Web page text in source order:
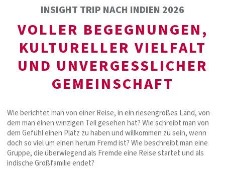
INSIGHT TRIP NACH INDIEN 2026
VOLLER BEGEGNUNGEN,
KULTURELLER VIELFALT
UND UNVERGESSLICHER
GEMEINSCHAFT
Wie berichtet man von einer Reise, in ein riesengroßes Land, von
dem man einen winzigen Teil gesehen hat? Wie schreibt man von
dem Gefühl einen Platz zu haben und willkommen zu sein, wenn
doch so viel um einen herum Fremd ist? Wie beschreibt man eine
Gruppe, die überwiegend als Fremde eine Reise startet und als
indische Großfamilie endet?